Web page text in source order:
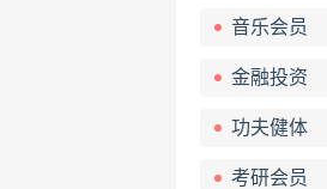
音乐会员
金融投资
功夫健体
考研会员